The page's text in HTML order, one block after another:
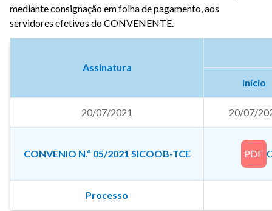
mediante consignação em folha de pagamento, aos
servidores efetivos do CONVENENTE.
Assinatura
Início
20/07/2021 20/07/
CONVÊNIO N.º 05/2021 SICOOB-TCE PDF
Processo